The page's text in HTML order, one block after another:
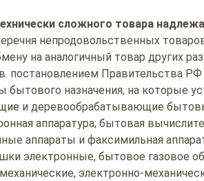
сложного товара
непродовольственных
на аналогичный товар других
постановлением Правительства РФ
бытового назначения, на которые
и деревообрабатывающие
аппаратура; бытовая
аппараты и факсимильная
электронные, бытовое газовое
электронно-